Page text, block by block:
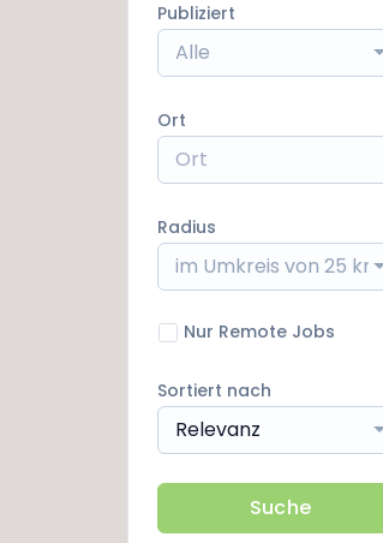
Publiziert
Alle
Ort
Radius
im Umkreis von 25 km
Nur Remote Jobs
Sortiert nach
Relevanz
Suche